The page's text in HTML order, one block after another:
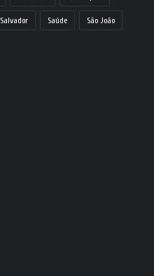
Salvador Saúde São João